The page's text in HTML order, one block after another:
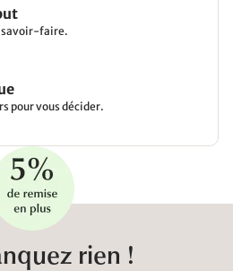
savoir-faire.
pour vous décider.
rien !